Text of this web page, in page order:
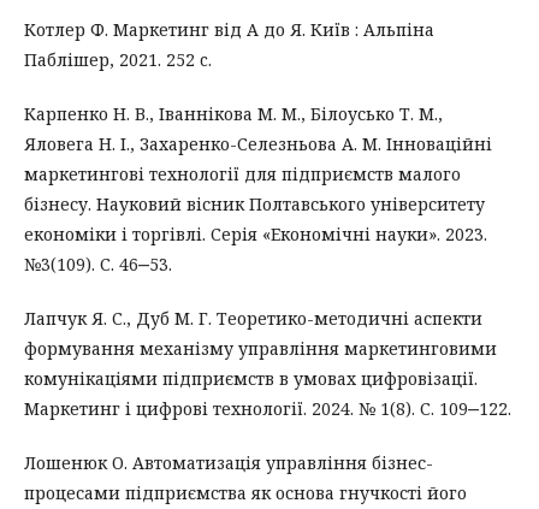
Котлер Ф. Маркетинг від А до Я. Київ : Альпіна
Паблішер, 2021. 252 c.
Карпенко Н. В., Іваннікова М. М., Білоусько Т. М.,
Яловега Н. І., Захаренко-Селезньова А. М. Інноваційні
маркетингові технології для підприємств малого
бізнесу. Науковий вісник Полтавського університету
економіки і торгівлі. Серія «Економічні науки». 2023.
№3(109). С. 46‒53.
Лапчук Я. С., Дуб М. Г. Теоретико-методичні аспекти
формування механізму управління маркетинговими
комунікаціями підприємств в умовах цифровізації.
Маркетинг і цифрові технології. 2024. № 1(8). С. 109‒122.
Лошенюк О. Автоматизація управління бізнес-
процесами підприємства як основа гнучкості його